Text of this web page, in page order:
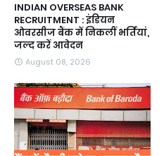
INDIAN OVERSEAS BANK
RECRUITMENT : इंडियन
ओवरसीज बैंक में निकलीं भर्तियां,
जल्द करें आवेदन
August 08, 2026